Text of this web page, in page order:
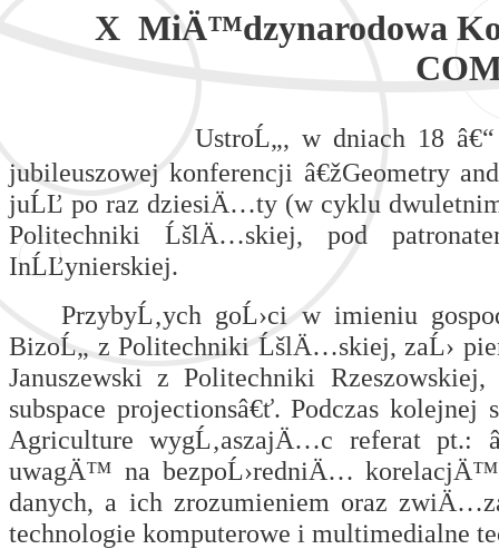
X MiÄ™dzynarodowa
UstroĹ„, w dniach 18
jubileuszowej konferencji â€žGeometry
juĹĽ po raz dziesiÄ…ty (w cyklu
Politechniki ĹšlÄ…skiej, pod
InĹĽynierskiej.
PrzybyĹ‚ych goĹ›ci w imieniu
BizoĹ„ z Politechniki ĹšlÄ…skiej, zaĹ›
Januszewski z Politechniki
subspace projectionsâ€ť. Podczas
Agriculture wygĹ‚aszajÄ…c referat pt.:
uwagÄ™ na bezpoĹ›redniÄ…
danych, a ich zrozumieniem oraz
technologie komputerowe i multimedialne